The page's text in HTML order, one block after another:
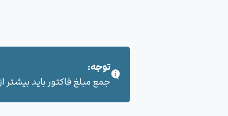
توجه:
جمع مبلغ فاکتور باید بیشتر از 100,000 هزار تومان